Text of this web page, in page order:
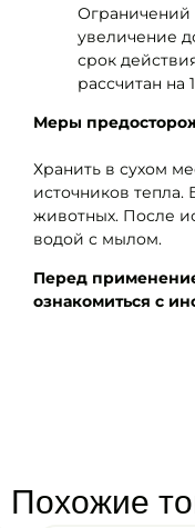
Ограничений
увеличение
срок
рассчитан на
Меры
Хранить в сухом
источников
животных. После
водой с мылом.
Перед
ознакомиться с
Похожие